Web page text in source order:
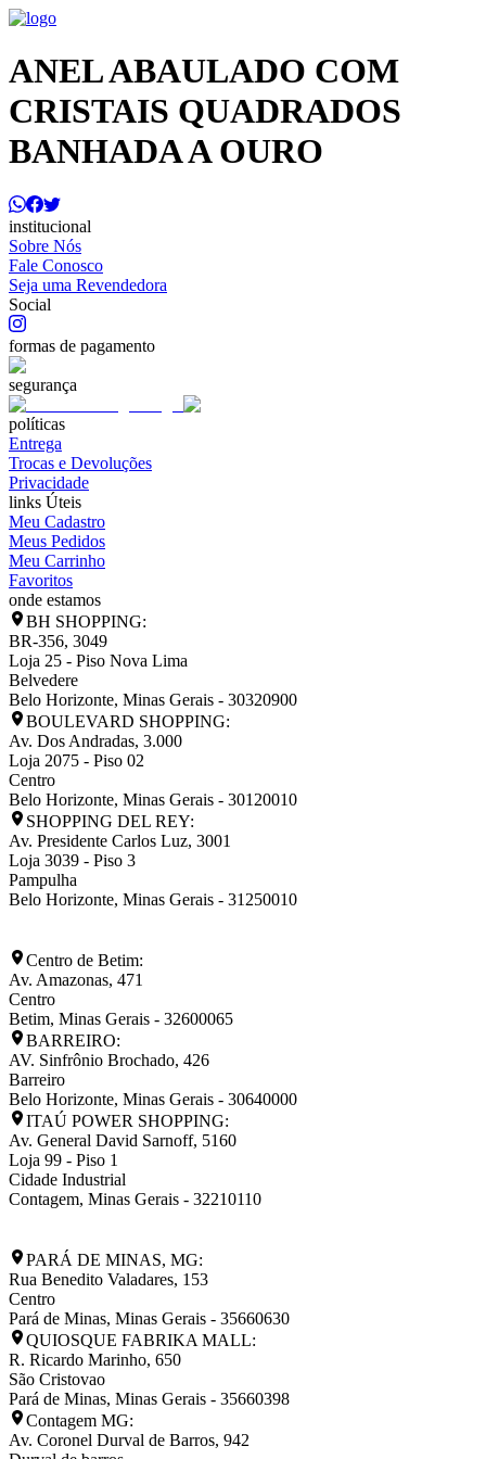
ANEL ABAULADO COM
CRISTAIS QUADRADOS
BANHADA A OURO
institucional
Sobre Nós
Fale Conosco
Seja uma Revendedora
Social
formas de pagamento
segurança
políticas
Entrega
Trocas e Devoluções
Privacidade
links Úteis
Meu Cadastro
Meus Pedidos
Meu Carrinho
Favoritos
onde estamos
BH SHOPPING:
BR-356, 3049
Loja 25 - Piso Nova Lima
Belvedere
Belo Horizonte, Minas Gerais - 30320900
BOULEVARD SHOPPING:
Av. Dos Andradas, 3.000
Loja 2075 - Piso 02
Centro
Belo Horizonte, Minas Gerais - 30120010
SHOPPING DEL REY:
Av. Presidente Carlos Luz, 3001
Loja 3039 - Piso 3
Pampulha
Belo Horizonte, Minas Gerais - 31250010
Centro de Betim:
Av. Amazonas, 471
Centro
Betim, Minas Gerais - 32600065
BARREIRO:
AV. Sinfrônio Brochado, 426
Barreiro
Belo Horizonte, Minas Gerais - 30640000
ITAÚ POWER SHOPPING:
Av. General David Sarnoff, 5160
Loja 99 - Piso 1
Cidade Industrial
Contagem, Minas Gerais - 32210110
PARÁ DE MINAS, MG:
Rua Benedito Valadares, 153
Centro
Pará de Minas, Minas Gerais - 35660630
QUIOSQUE FABRIKA MALL:
R. Ricardo Marinho, 650
São Cristovao
Pará de Minas, Minas Gerais - 35660398
Contagem MG:
Av. Coronel Durval de Barros, 942